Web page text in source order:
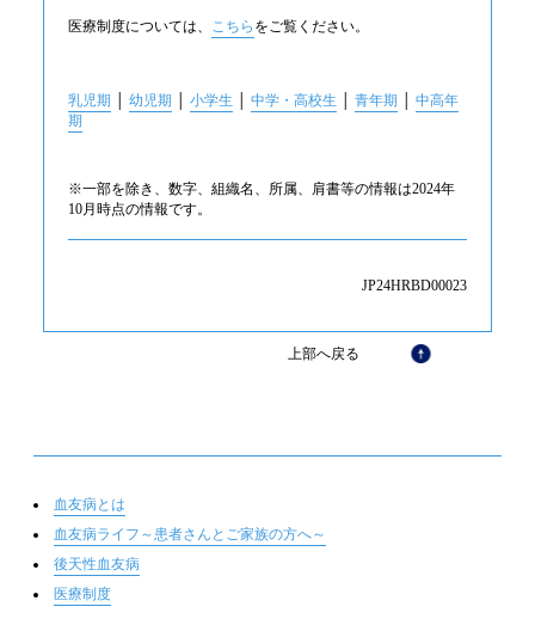
医療制度については、 こちら をご覧ください。
乳児期 幼児期 小学生 中学・高校生 青年期
中高年
期
※一部を除き、数字、組織名、所属、肩書等の情報は2024年
10月時点の情報です。
JP24HRBD00023
上部へ戻る
血友病とは
血友病ライフ～患者さんとご家族の方へ～
後天性血友病
医療制度